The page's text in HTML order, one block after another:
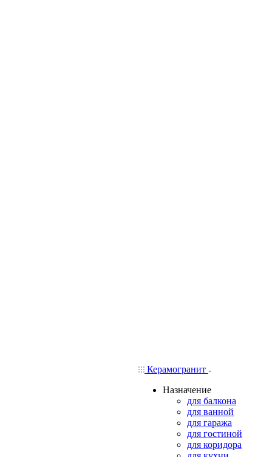
Керамогранит
Назначение
для балкона
для ванной
для гаража
для гостиной
для коридора